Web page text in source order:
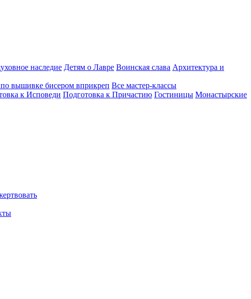
наследие Детям о Лавре Воинская слава Архитектура и
вышивке бисером вприкреп Все мастер-классы
к Исповеди Подготовка к Причастию Гостиницы Монастырские